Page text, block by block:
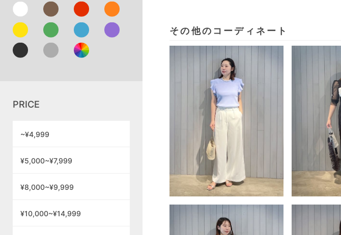
PRICE
~¥4,999
¥5,000~¥7,999
¥8,000~¥9,999
¥10,000~¥14,999
その他のコーディネート